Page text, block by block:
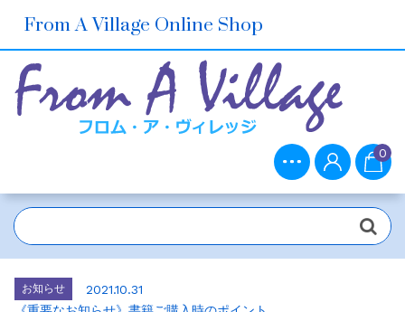
From A Village Online Shop
0
ホームページをリニューアルしました。...
お知らせ
2026.7.1
お知らせ
2021.10.31